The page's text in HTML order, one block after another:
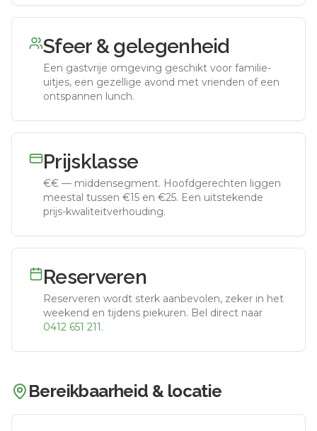
Sfeer & gelegenheid
Een gastvrije omgeving geschikt voor familie-
uitjes, een gezellige avond met vrienden of een
ontspannen lunch.
Prijsklasse
€€ — middensegment. Hoofdgerechten liggen
meestal tussen €15 en €25. Een uitstekende
prijs-kwaliteitverhouding.
Reserveren
Reserveren wordt sterk aanbevolen, zeker in het
weekend en tijdens piekuren. Bel direct naar
0412 651 211.
Bereikbaarheid & locatie